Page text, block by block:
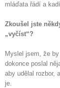
mláďata řádí a
Zkoušel jste
„vyčíst“?
Myslel jsem, že
dokonce poslal
aby udělal rozbor,
je.